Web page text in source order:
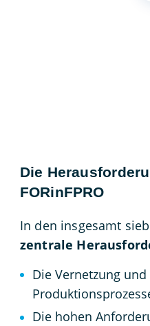
Die
FORinFPRO
In den insgesamt
zentrale
Die Vernetzung
Die hohen